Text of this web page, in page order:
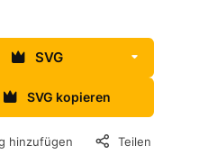
SVG
SVG kopieren
hinzufügen Teilen